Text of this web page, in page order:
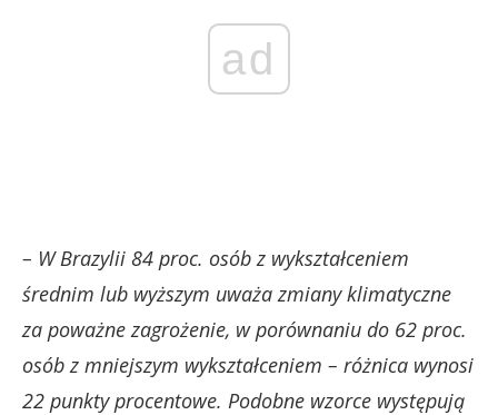
ad
– W Brazylii 84 proc. osób z wykształceniem
średnim lub wyższym uważa zmiany klimatyczne
za poważne zagrożenie, w porównaniu do 62 proc.
osób z mniejszym wykształceniem – różnica wynosi
22 punkty procentowe. Podobne wzorce występują